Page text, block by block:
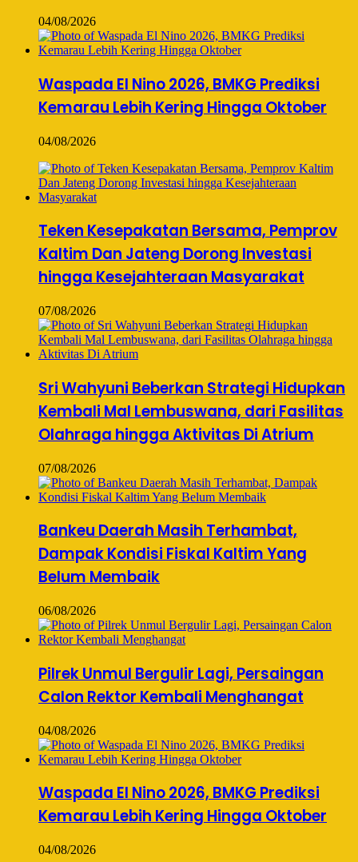
04/08/2026
Waspada El Nino 2026, BMKG Prediksi
Kemarau Lebih Kering Hingga Oktober
04/08/2026
Teken Kesepakatan Bersama, Pemprov
Kaltim Dan Jateng Dorong Investasi
hingga Kesejahteraan Masyarakat
07/08/2026
Sri Wahyuni Beberkan Strategi Hidupkan
Kembali Mal Lembuswana, dari Fasilitas
Olahraga hingga Aktivitas Di Atrium
07/08/2026
Bankeu Daerah Masih Terhambat,
Dampak Kondisi Fiskal Kaltim Yang
Belum Membaik
06/08/2026
Pilrek Unmul Bergulir Lagi, Persaingan
Calon Rektor Kembali Menghangat
04/08/2026
Waspada El Nino 2026, BMKG Prediksi
Kemarau Lebih Kering Hingga Oktober
04/08/2026